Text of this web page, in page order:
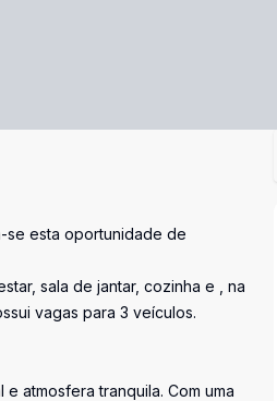
se esta oportunidade de
sala de jantar, cozinha e , na
vagas para 3 veículos.
atmosfera tranquila. Com uma